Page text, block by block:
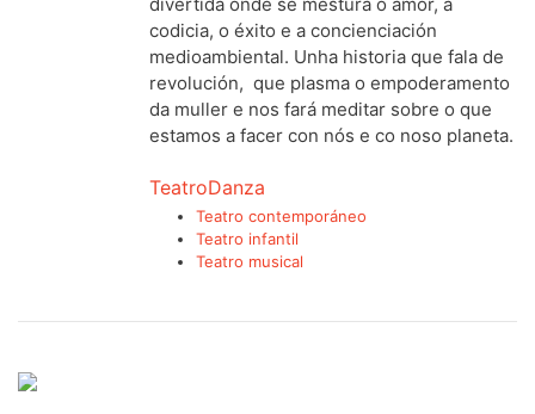
codicia, o éxito e a concienciación
medioambiental. Unha historia que fala de
revolución, que plasma o empoderamento
da muller e nos fará meditar sobre o que
estamos a facer con nós e co noso planeta.
TeatroDanza
Teatro contemporáneo
Teatro infantil
Teatro musical